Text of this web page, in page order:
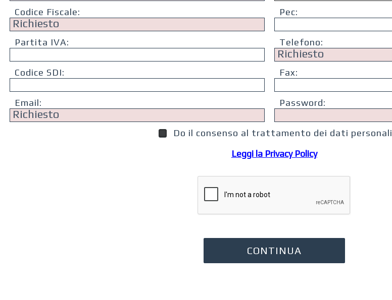
Codice Fiscale:
Partita IVA:
Codice SDI:
Pec:
Telefono:
Fax:
Email: Password:
Do il consenso al trattamento dei dati personali
Leggi la Privacy Policy